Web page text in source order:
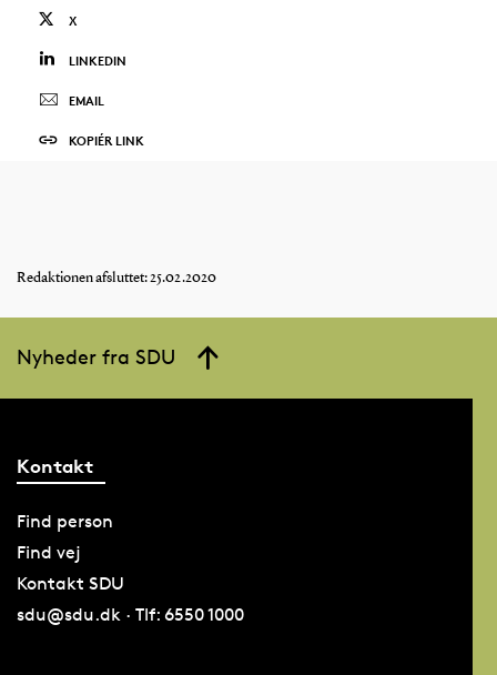
X
LINKEDIN
EMAIL
KOPIÉR LINK
Redaktionen afsluttet: 25.02.2020
Nyheder fra SDU
Kontakt
Find person
Find vej
Kontakt SDU
sdu@sdu.dk · Tlf: 6550 1000